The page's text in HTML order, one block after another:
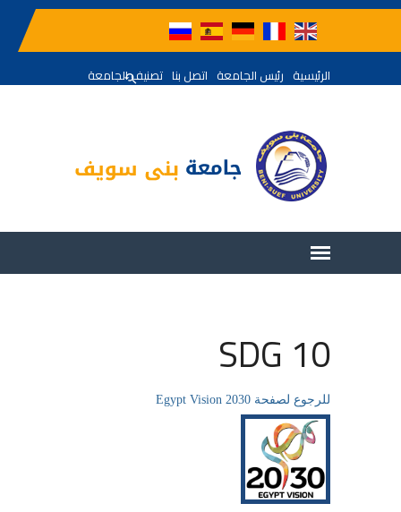
الرئيسية رئيس الجامعة اتصل بنا تصنيف الجامعة
SDG 10
للرجوع لصفحة Egypt Vision 2030